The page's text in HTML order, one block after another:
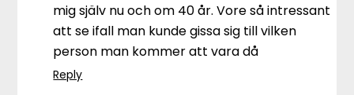
mig själv nu och om 40 år. Vore så intressant
att se ifall man kunde gissa sig till vilken
person man kommer att vara då
Reply